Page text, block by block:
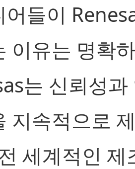
어들이
이유는 명확
는 신뢰성
지속적으로
세계적인 제